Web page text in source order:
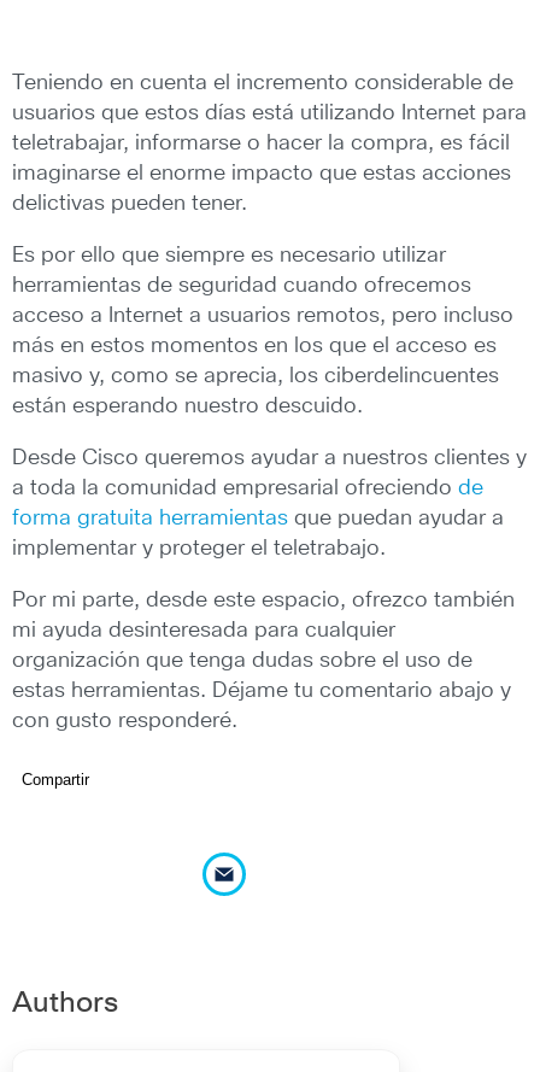
Teniendo en cuenta el incremento considerable de
usuarios que estos días está utilizando Internet para
teletrabajar, informarse o hacer la compra, es fácil
imaginarse el enorme impacto que estas acciones
delictivas pueden tener.
Es por ello que siempre es necesario utilizar
herramientas de seguridad cuando ofrecemos
acceso a Internet a usuarios remotos, pero incluso
más en estos momentos en los que el acceso es
masivo y, como se aprecia, los ciberdelincuentes
están esperando nuestro descuido.
Desde Cisco queremos ayudar a nuestros clientes y
a toda la comunidad empresarial ofreciendo de
forma gratuita herramientas que puedan ayudar a
implementar y proteger el teletrabajo.
Por mi parte, desde este espacio, ofrezco también
mi ayuda desinteresada para cualquier
organización que tenga dudas sobre el uso de
estas herramientas. Déjame tu comentario abajo y
con gusto responderé.
Compartir
Authors